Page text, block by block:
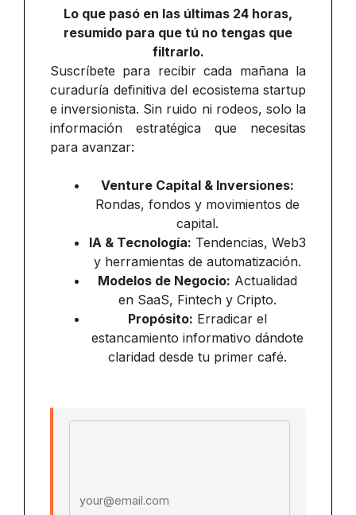
Lo que pasó en las últimas 24 horas,
resumido para que tú no tengas que
filtrarlo.
Suscríbete para recibir cada mañana la
curaduría definitiva del ecosistema startup
e inversionista. Sin ruido ni rodeos, solo la
información estratégica que necesitas
para avanzar:
Venture Capital & Inversiones:
Rondas, fondos y movimientos de
capital.
IA & Tecnología: Tendencias, Web3
y herramientas de automatización.
Modelos de Negocio: Actualidad
en SaaS, Fintech y Cripto.
Propósito: Erradicar el
estancamiento informativo dándote
claridad desde tu primer café.